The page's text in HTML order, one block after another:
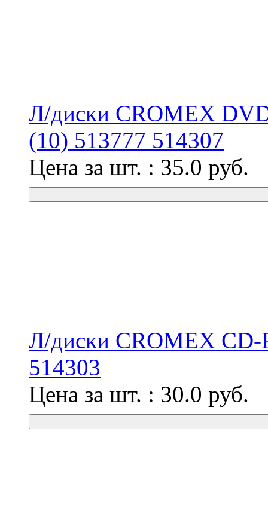
Л/диски CROMEX
(10) 513777 514307
Цена за шт. : 35.0 руб.
Л/диски CROMEX
514303
Цена за шт. : 30.0 руб.